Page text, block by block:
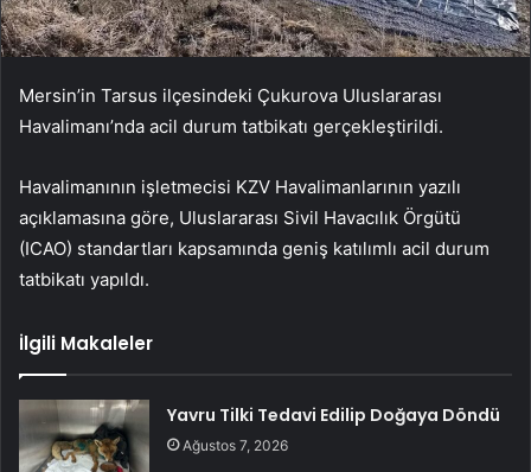
Mersin’in Tarsus ilçesindeki Çukurova Uluslararası
Havalimanı’nda acil durum tatbikatı gerçekleştirildi.
Havalimanının işletmecisi KZV Havalimanlarının yazılı
açıklamasına göre, Uluslararası Sivil Havacılık Örgütü
(ICAO) standartları kapsamında geniş katılımlı acil durum
tatbikatı yapıldı.
İlgili Makaleler
Yavru Tilki Tedavi Edilip Doğaya Döndü
Ağustos 7, 2026